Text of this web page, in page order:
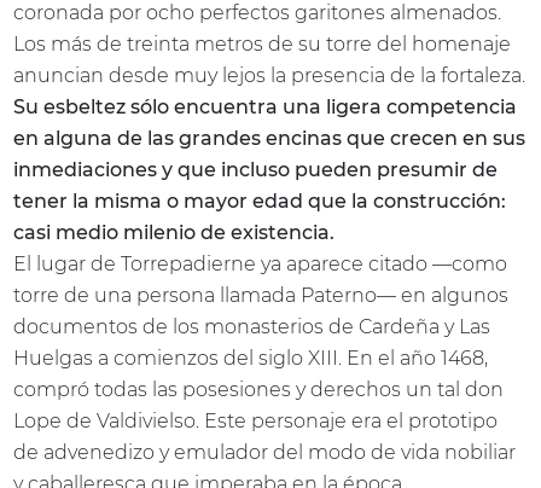
coronada por ocho perfectos garitones almenados.
Los más de treinta metros de su torre del homenaje
anuncian desde muy lejos la presencia de la fortaleza.
Su esbeltez sólo encuentra una ligera competencia
en alguna de las grandes encinas que crecen en sus
inmediaciones y que incluso pueden presumir de
tener la misma o mayor edad que la construcción:
casi medio milenio de existencia.
El lugar de Torrepadierne ya aparece citado —como
torre de una persona llamada Paterno— en algunos
documentos de los monasterios de Cardeña y Las
Huelgas a comienzos del siglo XIII. En el año 1468,
compró todas las posesiones y derechos un tal don
Lope de Valdivielso. Este personaje era el prototipo
de advenedizo y emulador del modo de vida nobiliar